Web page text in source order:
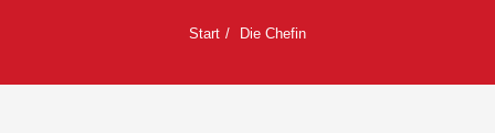
Start Die Chefin